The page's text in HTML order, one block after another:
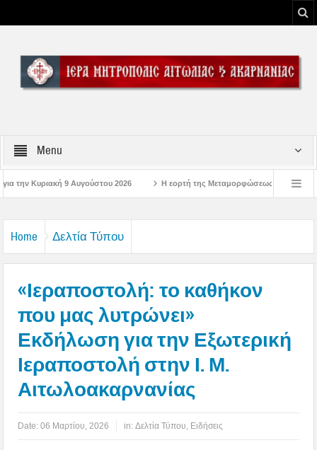
Menu
2026 Η εορτή της Μεταμορφώσεως του Σωτήρος Χριστού στην Ι. Μ.
Home Δελτία Τύπου
«Ιεραποστολή: το καθήκον
που μας λυτρώνει»
Εκδήλωση για την Εξωτερική
Ιεραποστολή στην Ι. Μ.
Αιτωλοακαρνανίας
Date:06 Μαρτίου, 2026 in:Δελτία Τύπου Ειδήσεις